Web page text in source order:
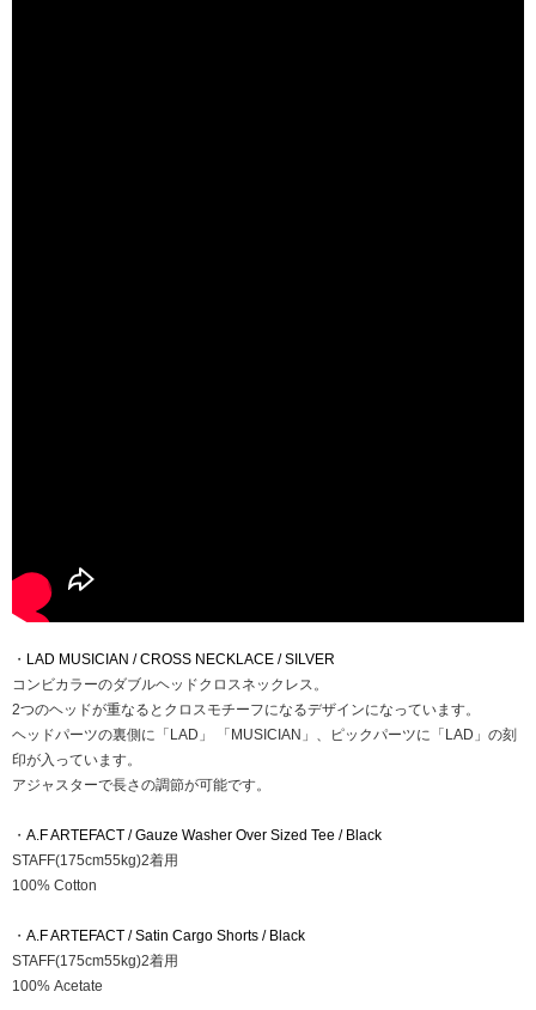
・ LAD MUSICIAN / CROSS NECKLACE / SILVER
コンビカラーのダブルヘッドクロスネックレス。
2つのヘッドが重なるとクロスモチーフになるデザインになっています。
ヘッドパーツの裏側に「LAD」 「MUSICIAN」、ピックパーツに「LAD」の刻
印が入っています。
アジャスターで長さの調節が可能です。
・ A.F ARTEFACT / Gauze Washer Over Sized Tee / Black
STAFF(175cm55kg)2着用
100% Cotton
・ A.F ARTEFACT / Satin Cargo Shorts / Black
STAFF(175cm55kg)2着用
100% Acetate